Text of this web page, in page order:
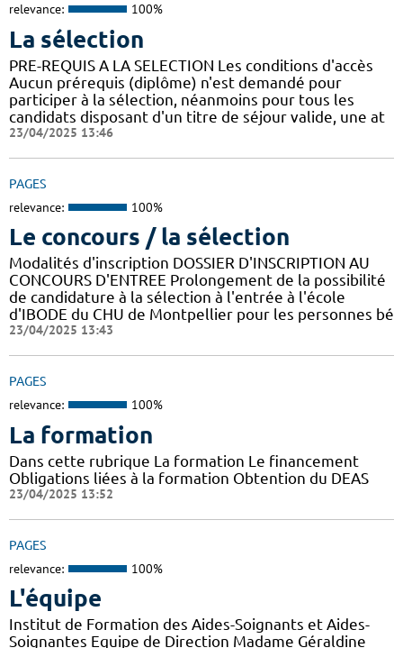
relevance: 100%
La sélection
PRE-REQUIS A LA SELECTION Les conditions d'accès
Aucun prérequis (diplôme) n'est demandé pour
participer à la sélection, néanmoins pour tous les
candidats disposant d'un titre de séjour valide, une at
23/04/2025 13:46
PAGES
relevance: 100%
Le concours / la sélection
Modalités d'inscription DOSSIER D'INSCRIPTION AU
CONCOURS D'ENTREE Prolongement de la possibilité
de candidature à la sélection à l'entrée à l'école
d'IBODE du CHU de Montpellier pour les personnes bé
23/04/2025 13:43
PAGES
relevance: 100%
La formation
Dans cette rubrique La formation Le financement
Obligations liées à la formation Obtention du DEAS
23/04/2025 13:52
PAGES
relevance: 100%
L'équipe
Institut de Formation des Aides-Soignants et Aides-
Soignantes Equipe de Direction Madame Géraldine